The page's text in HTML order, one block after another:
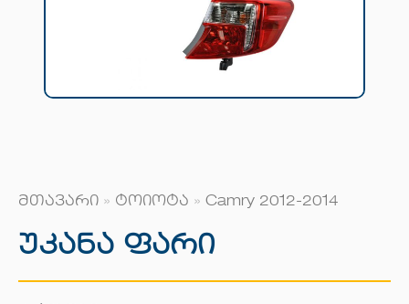
მთავარი » ტოიოტა » Camry 2012-2014
Უკანა Ფარი